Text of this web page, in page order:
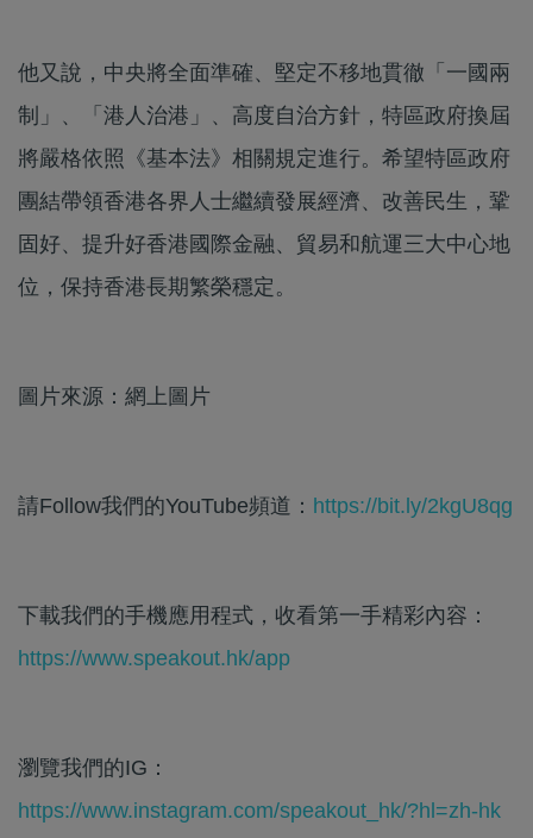
他又說，中央將全面準確、堅定不移地貫徹「一國兩
制」、「港人治港」、高度自治方針，特區政府換屆
將嚴格依照《基本法》相關規定進行。希望特區政府
團結帶領香港各界人士繼續發展經濟、改善民生，鞏
固好、提升好香港國際金融、貿易和航運三大中心地
位，保持香港長期繁榮穩定。
圖片來源：網上圖片
請Follow我們的YouTube頻道： https://bit.ly/2kgU8qg
下載我們的手機應用程式，收看第一手精彩內容：
https://www.speakout.hk/app
瀏覽我們的IG：
https://www.instagram.com/speakout_hk/?hl=zh-hk